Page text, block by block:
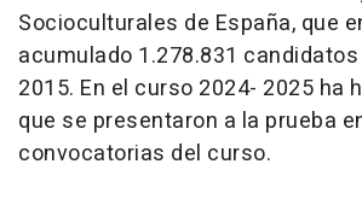
Socioculturales de España, que
acumulado 1.278.831
2015. En el curso 2024- 2025 ha
que se presentaron a la prueba
convocatorias del curso.